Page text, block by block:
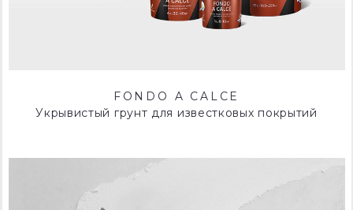
FONDO A CALCE
Укрывистый грунт для известковых покрытий